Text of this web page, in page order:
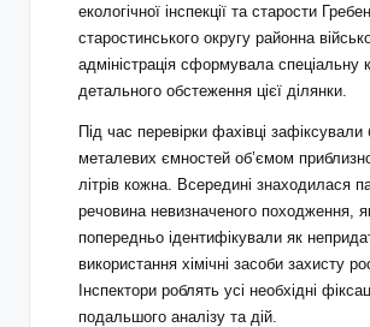
екологічної інспекції та старости
старостинського округу районна
адміністрація сформувала спеціальну
детального обстеження цієї ділянки.
Під час перевірки фахівці зафіксували
металевих ємностей об’ємом
літрів кожна. Всередині знаходилася
речовина невизначеного походження,
попередньо ідентифікували як
використання хімічні засоби захисту
Інспектори роблять усі необхідні
подальшого аналізу та дій.